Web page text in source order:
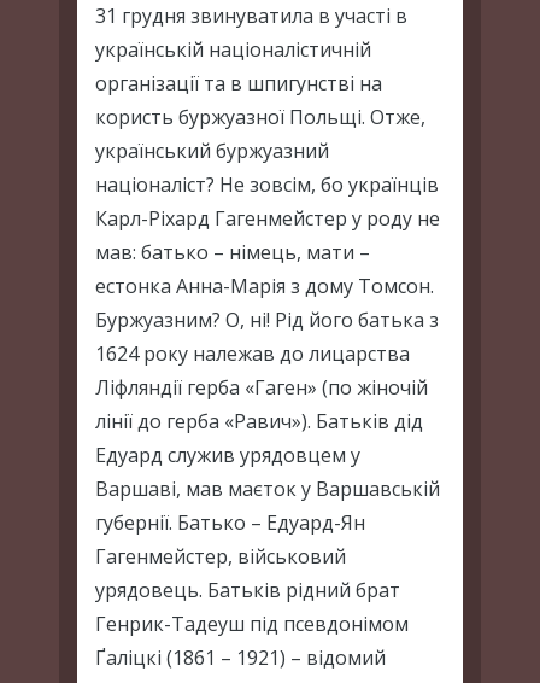
31 грудня звинуватила в участі в
українській націоналістичній
організації та в шпигунстві на
користь буржуазної Польщі. Отже,
український буржуазний
націоналіст? Не зовсім, бо українців
Карл-Ріхард Гагенмейстер у роду не
мав: батько – німець, мати –
естонка Анна-Марія з дому Томсон.
Буржуазним? О, ні! Рід його батька з
1624 року належав до лицарства
Ліфляндії герба «Гаген» (по жіночій
лінії до герба «Равич»). Батьків дід
Едуард служив урядовцем у
Варшаві, мав маєток у Варшавській
губернії. Батько – Едуард-Ян
Гагенмейстер, військовий
урядовець. Батьків рідний брат
Генрик-Тадеуш під псевдонімом
Ґаліцкі (1861 – 1921) – відомий